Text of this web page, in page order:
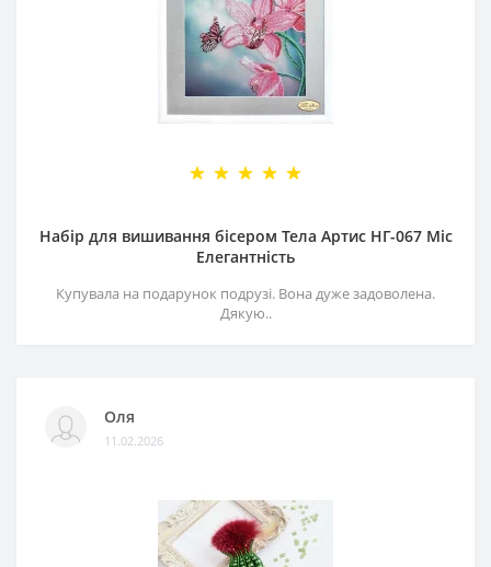
Набір для вишивання бісером Тела Артис НГ-067 Міс
Елегантність
Купувала на подарунок подрузі. Вона дуже задоволена.
Дякую..
Оля
11.02.2026